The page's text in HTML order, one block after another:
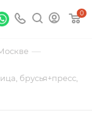
0
—
брусья+пресс,